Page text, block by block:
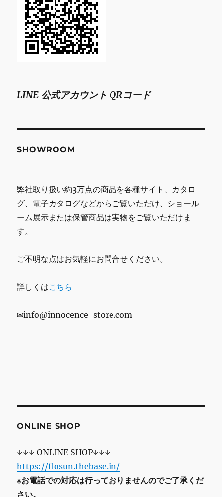
LINE 公式アカウント QRコード
SHOWROOM
弊社取り扱い約3万点の商品を各種サイト、カタロ
グ、電子カタログなどからご覧いただけ、ショール
ーム展示または保管商品は実物をご覧いただけま
す。
ご不明な点はお気軽にお問合せください。
詳しくはこちら
✉info@innocence-store.com
ONLINE SHOP
↓↓↓ ONLINE SHOP↓↓↓
https://flosun.thebase.in/
※お電話での対応は行っておりませんのでご了承くだ
さい。